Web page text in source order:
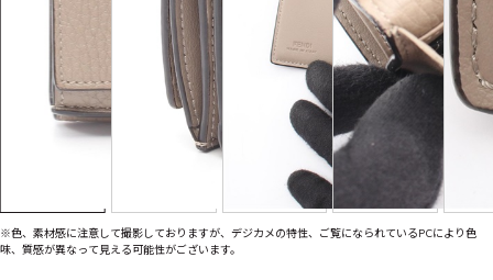
※色、素材感に注意して撮影しておりますが、デジカメの特性、ご覧になられているPCにより色
味、質感が異なって見える可能性がございます。